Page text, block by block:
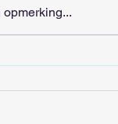
Express is
die je nooit
vergeten